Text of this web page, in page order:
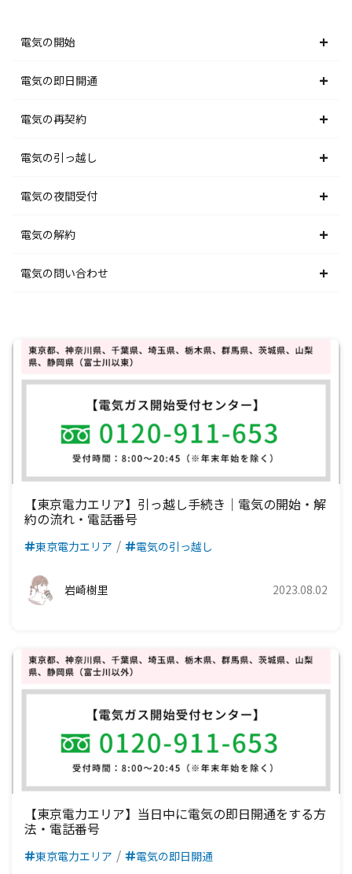
電気の開始
北海道電力エリア
東北電力エリア
東京電力エリア
北陸電力エリア
中部電力エリア
関西電力エリア
四国電力エリア
九州電力エリア
電気の即日開通
北海道電力エリア
東北電力エリア
東京電力エリア
北陸電力エリア
中部電力エリア
中国電力エリア
四国電力エリア
電気の再契約
北海道電力エリア
東北電力エリア
東京電力エリア
北陸電力エリア
関西電力エリア
中国電力エリア
四国電力エリア
九州電力エリア
電気の引っ越し
北海道電力エリア
東北電力エリア
東京電力エリア
中部電力エリア
関西電力エリア
中国電力エリア
四国電力エリア
九州電力エリア
電気の夜間受付
北海道電力エリア
東北電力エリア
北陸電力エリア
中部電力エリア
関西電力エリア
中国電力エリア
四国電力エリア
電気の解約
北海道電力エリア
東京電力エリア
北陸電力エリア
中部電力エリア
関西電力エリア
中国電力エリア
九州電力エリア
電気の問い合わせ
東北電力エリア
東京電力エリア
北陸電力エリア
中部電力エリア
関西電力エリア
四国電力エリア
【東京電力エリア】引っ越し手続き｜電気の開始・解
約の流れ・電話番号
東京電力エリア 電気の引っ越し
岩崎樹里 2023.08.02
【東京電力エリア】当日中に電気の即日開通をする方
法・電話番号
東京電力エリア 電気の即日開通